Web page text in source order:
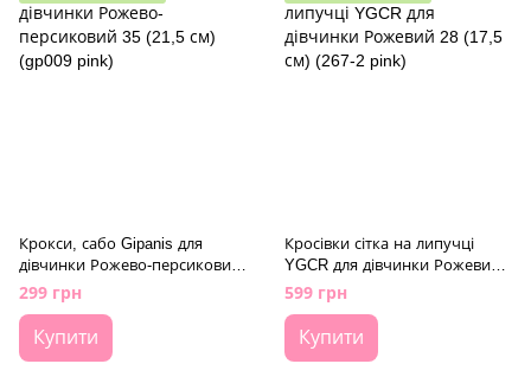
Крокси, сабо Gipanis для
дівчинки Рожево-персиковий
35 (21,5 см) (gp009 pink)
299 грн
Купити
Кросівки сітка на липучці
YGCR для дівчинки Рожевий
28 (17,5 см) (267-2 pink)
599 грн
Купити